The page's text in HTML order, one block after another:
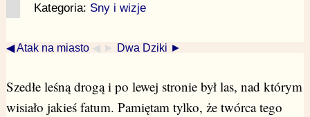
Kategoria: Sny i wizje
◀ Atak na miasto ◀ ► Dwa Dziki ►
Szedłe leśną drogą i po lewej stronie był las, nad którym
wisiało jakieś fatum. Pamiętam tylko, że twórca tego